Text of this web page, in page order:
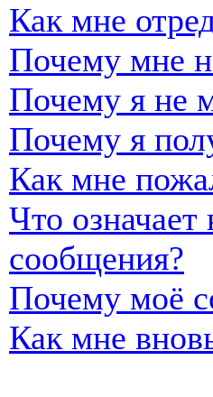
Как мне
Почему мне
Почему я не
Почему я
Как мне
Что
сообщения?
Почему моё
Как мне